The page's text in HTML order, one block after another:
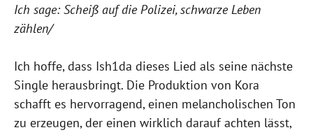
Ich sage: Scheiß auf die Polizei, schwarze Leben
zählen/
Ich hoffe, dass Ish1da dieses Lied als seine nächste
Single herausbringt. Die Produktion von Kora
schafft es hervorragend, einen melancholischen Ton
zu erzeugen, der einen wirklich darauf achten lässt,